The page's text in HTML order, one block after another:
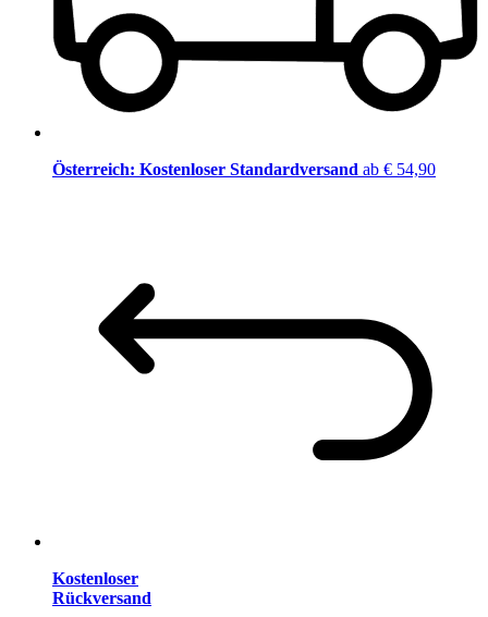
Österreich: Kostenloser Standardversand ab € 54,90
Kostenloser
Rückversand